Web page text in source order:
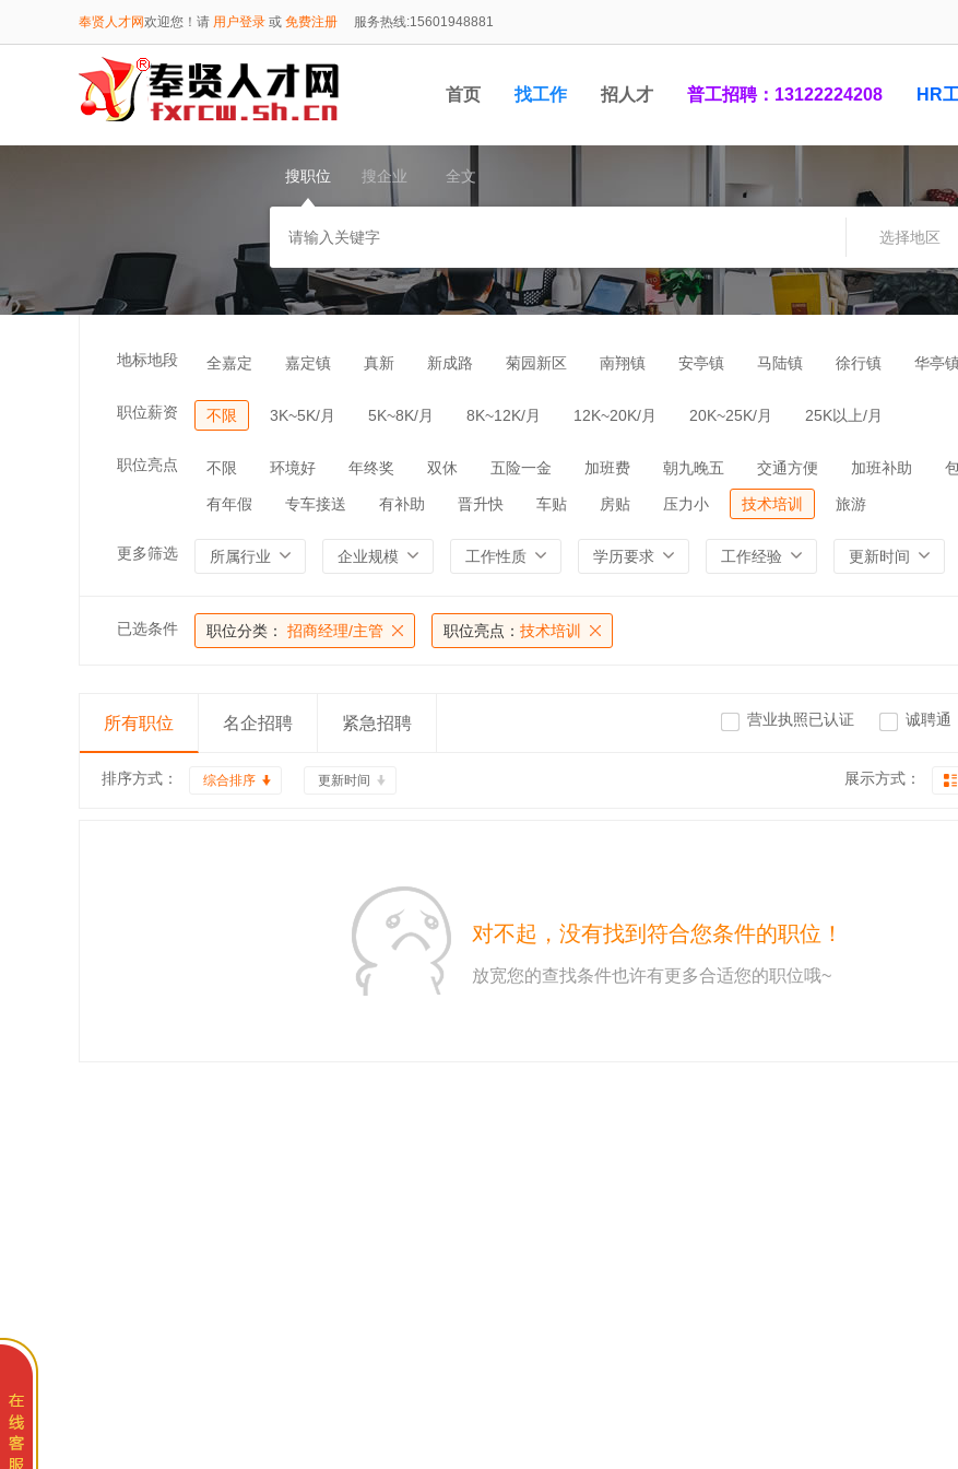
奉贤人才网欢迎您！请 用户登录 或 免费注册 服务热线:15601948881
首页 找工作 招人才 普工招聘：13122224208 HR
搜职位 搜企业 全文
选择地区
地标地段 全嘉定 嘉定镇 真新 新成路 菊园新区 南翔镇 安亭镇 马陆镇 徐行镇 华亭
职位薪资 不限 3K~5K/月 5K~8K/月 8K~12K/月 12K~20K/月 20K~25K/月 25K以上/月
职位亮点 不限 环境好 年终奖 双休 五险一金 加班费 朝九晚五 交通方便 加班补助
有年假 专车接送 有补助 晋升快 车贴 房贴 压力小 技术培训 旅游
更多筛选 所属行业 企业规模 工作性质 学历要求 工作经验 更新时间
已选条件 职位分类： 招商经理/主管 职位亮点： 技术培训
所有职位 名企招聘 紧急招聘 营业执照已认证 诚聘通
排序方式： 综合排序 更新时间 展示方式：
对不起，没有找到符合您条件的职位！
放宽您的查找条件也许有更多合适您的职位哦~